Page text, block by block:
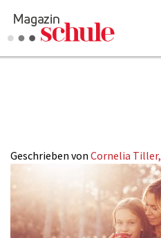
Mediadaten
Kontakt
Impressum
Anmelden
Geschrieben von Cornelia Tiller,